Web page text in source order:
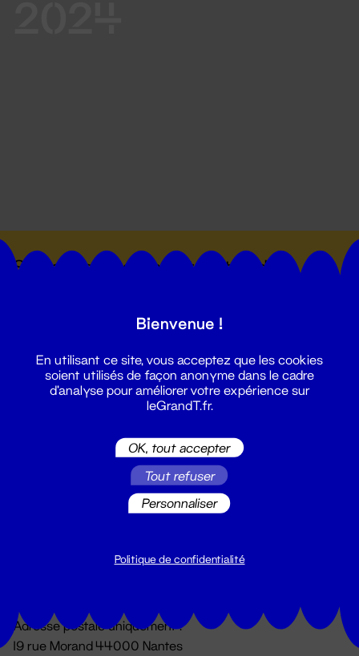
Suivez toutes les actualités du
Du lundi au vendredi 14h → 18h
Adresse postale uniquement :
19 rue Morand 44000 Nantes
Bienvenue !
En utilisant ce site, vous acceptez que les cookies
soient utilisés de façon anonyme dans le cadre
d'analyse pour améliorer votre expérience sur
leGrandT.fr.
OK, tout accepter
Tout refuser
Personnaliser
Politique de confidentialité